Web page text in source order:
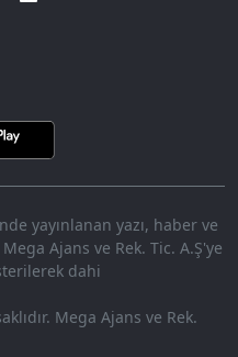
yayınlanan yazı, haber ve
Ajans ve Rek. Tic. A.Ş'ye
dahi
Mega Ajans ve Rek.